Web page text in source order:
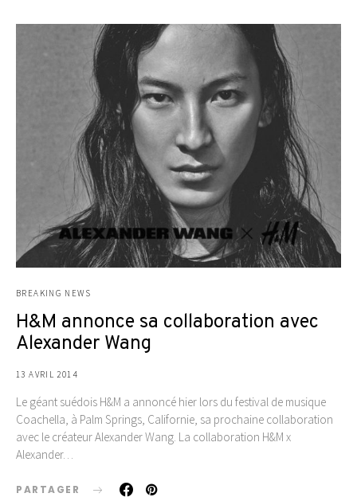
BREAKING NEWS
H&M annonce sa collaboration avec
Alexander Wang
13 AVRIL 2014
Le géant suédois H&M a annoncé hier lors du festival de musique
Coachella, à Palm Springs, Californie, sa prochaine collaboration
avec le créateur Alexander Wang. La collaboration H&M x
Alexander…
PARTAGER